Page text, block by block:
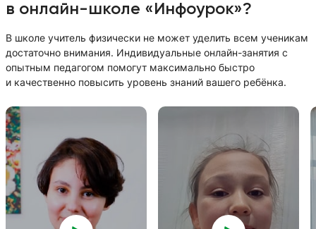
в онлайн-школе «Инфоурок»?
В школе учитель физически не может уделить всем ученикам
достаточно внимания. Индивидуальные онлайн-занятия с
опытным педагогом помогут максимально быстро
и качественно повысить уровень знаний вашего ребёнка.